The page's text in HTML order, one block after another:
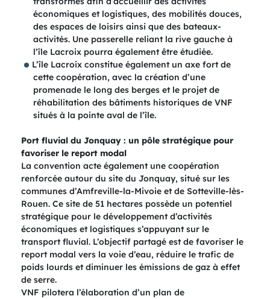
économiques et logistiques, des mobilités douces,
des espaces de loisirs ainsi que des bateaux-
activités. Une passerelle reliant la rive gauche à
l’île Lacroix pourra également être étudiée.
L’île Lacroix constitue également un axe fort de
cette coopération, avec la création d’une
promenade le long des berges et le projet de
réhabilitation des bâtiments historiques de VNF
situés à la pointe aval de l’île.
Port fluvial du Jonquay : un pôle stratégique pour
favoriser le report modal
La convention acte également une coopération
renforcée autour du site du Jonquay, situé sur les
communes d’Amfreville-la-Mivoie et de Sotteville-lès-
Rouen. Ce site de 51 hectares possède un potentiel
stratégique pour le développement d’activités
économiques et logistiques s’appuyant sur le
transport fluvial. L’objectif partagé est de favoriser le
report modal vers la voie d’eau, réduire le trafic de
poids lourds et diminuer les émissions de gaz à effet
de serre.
VNF pilotera l’élaboration d’un plan de